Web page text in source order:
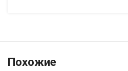
Похожие